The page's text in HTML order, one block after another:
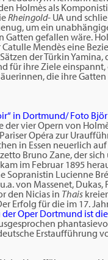
Holmès als
Rheingold- UA und
um ein
Gatten gefallen wäre.
Mendès eine
der Türkin Yamina,
für ihre Ziele
die ihre
in Dortmund/ Foto
der vier Opern von
Opéra zur
in Essen neuerlich
Bruno Zane, der
kam im Februar 1895
Sopranistin Lucienne
von Massenet,
den Nicias in Thais
Erfolg für die im 17.
Oper Dortmund ist
Erstaufführung